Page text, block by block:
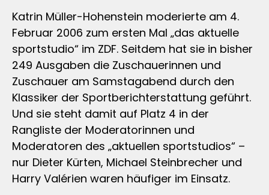
Katrin Müller-Hohenstein moderierte am 4.
Februar 2006 zum ersten Mal „das aktuelle
sportstudio“ im ZDF. Seitdem hat sie in bisher
249 Ausgaben die Zuschauerinnen und
Zuschauer am Samstagabend durch den
Klassiker der Sportberichterstattung geführt.
Und sie steht damit auf Platz 4 in der
Rangliste der Moderatorinnen und
Moderatoren des „aktuellen sportstudios“ –
nur Dieter Kürten, Michael Steinbrecher und
Harry Valérien waren häufiger im Einsatz.